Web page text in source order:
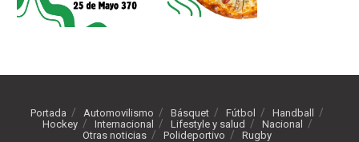
Portada Automovilismo Básquet Fútbol
Handball
Hockey
Internacional Lifestyle y salud
Nacional
Otras noticias
Polideportivo Rugby